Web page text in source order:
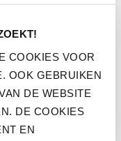
COOKIES VOOR
OOK GEBRUIKEN
DE WEBSITE
DE COOKIES
EN
VIA